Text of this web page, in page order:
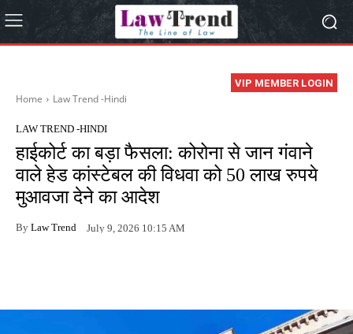
VIP MEMBER LOGIN
Home Law Trend -Hindi
LAW TREND -HINDI
हाईकोर्ट का बड़ा फैसला: कोरोना से जान गंवाने
वाले हेड कांस्टेबल की विधवा को 50 लाख रुपये
मुआवजा देने का आदेश
By Law Trend July 9, 2026 10:15 AM